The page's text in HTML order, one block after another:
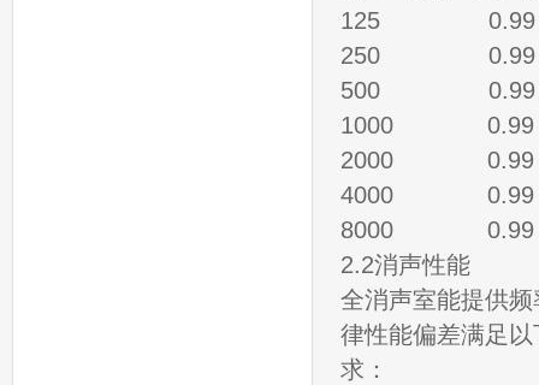
125 0.99
250 0.99
500 0.99
1000 0.99
2000 0.99
4000 0.99
8000 0.99
2.2消声性能
全消声室能提供
律性能偏差满足
求：